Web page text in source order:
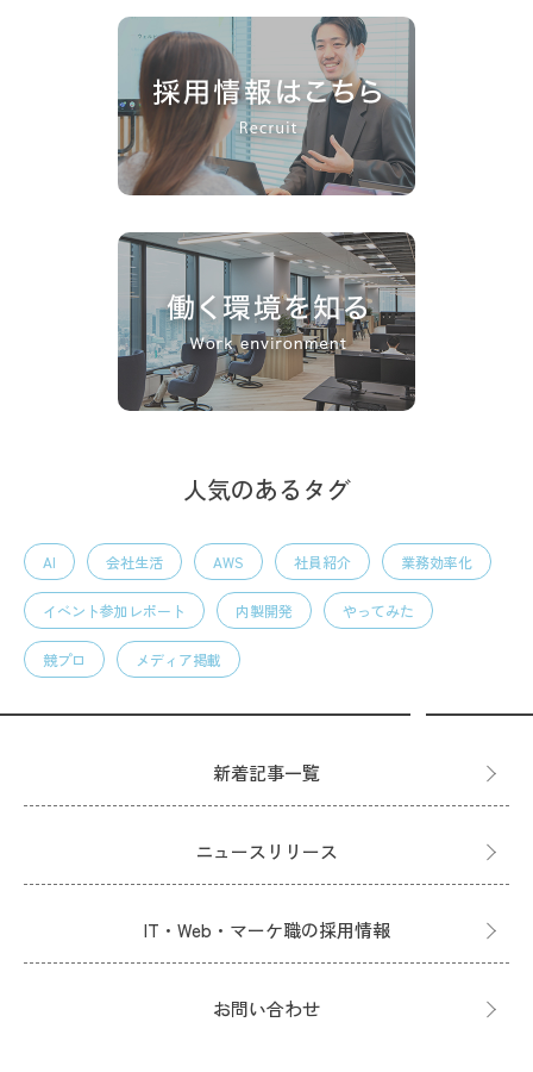
人気のあるタグ
AI 会社生活 AWS 社員紹介 業務効率化
イベント参加レポート 内製開発 やってみた
競プロ メディア掲載
新着記事一覧
ニュースリリース
IT・Web・マーケ職の採用情報
お問い合わせ